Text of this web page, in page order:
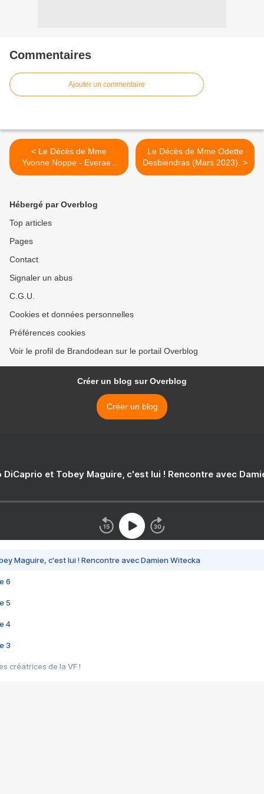
Commentaires
Ajouter un commentaire
< Le Décès de Mme
Yvonne Noppe - Everaert
(Mars 2023).
Le Décès de Mme Odette
Desbiendras (Mars 2023). >
Hébergé par Overblog
Top articles
Pages
Contact
Signaler un abus
C.G.U.
Cookies et données personnelles
Préférences cookies
Voir le profil de Brandodean sur le portail Overblog
Créer un blog sur Overblog
Créer un blog
DiCaprio et Tobey Maguire, c'est lui ! Rencontre avec
Maguire, c'est lui ! Rencontre avec Damien Witecka
6
5
4
3
créatrices de la VF !